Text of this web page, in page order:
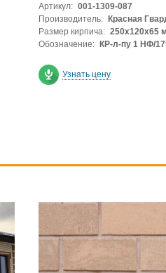
Артикул: 001-1309-087
Производитель:
Красная
Размер кирпича: 250х120х65
Обозначение:
КР-л-пу 1 НФ/
Узнать цену